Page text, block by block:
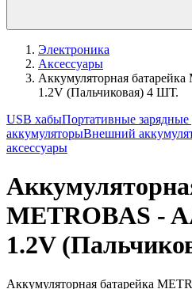
Электроника
Аксессуары
Аккумуляторная
1.2V (Пальчиковая) 4 ШТ.
USB хабыПортативные зарядные
аккумуляторыВнешний
аксессуары
METROBAS -
1.2V
Аккумуляторная батарейка